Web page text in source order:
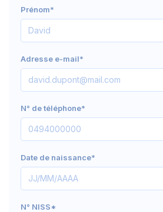
Prénom*
Adresse e-mail*
N° de téléphone*
Date de naissance*
N° NISS*